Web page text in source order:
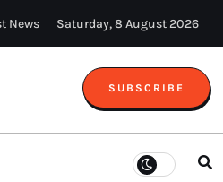
News Saturday, 8 August 2026
SUBSCRIBE